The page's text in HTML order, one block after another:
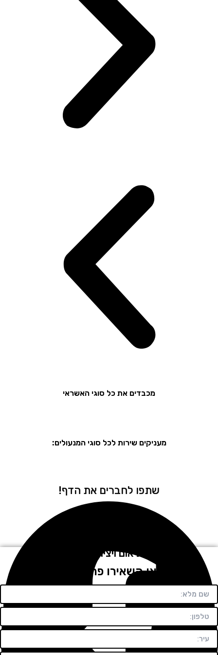
מכבדים את כל סוגי האשראי
מעניקים שירות לכל סוגי המנעולים:
שתפו לחברים את הדף!
לתיאום ויצירת קשר
חייגו או השאירו פרטים בטופס!